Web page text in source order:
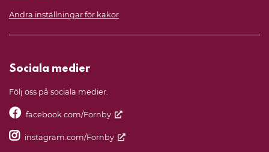
Ändra inställningar för kakor
Sociala medier
Följ oss på sociala medier.
facebook.com/Fornby
instagram.com/Fornby